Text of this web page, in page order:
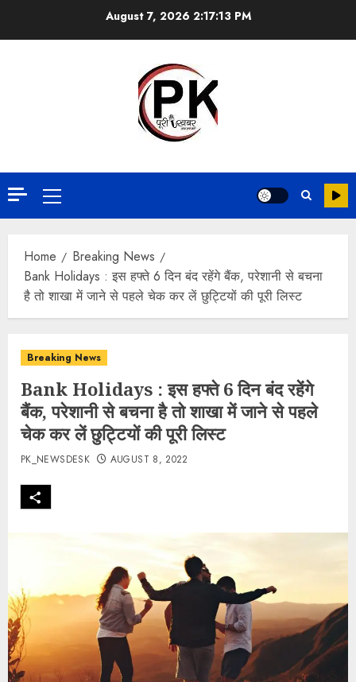
August 7, 2026 2:17:14 PM
Home
Breaking News
Bank Holidays : इस हफ्ते 6 दिन बंद रहेंगे बैंक, परेशानी से बचना
है तो शाखा में जाने से पहले चेक कर लें छुट्टियों की पूरी लिस्‍ट
Breaking News
Bank Holidays : इस हफ्ते 6 दिन बंद रहेंगे
बैंक, परेशानी से बचना है तो शाखा में जाने से पहले
चेक कर लें छुट्टियों की पूरी लिस्‍ट
PK_NEWSDESK AUGUST 8, 2022